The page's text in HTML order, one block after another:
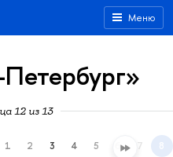
Меню
12 из 13
1 2 3 4 5 6 7 8